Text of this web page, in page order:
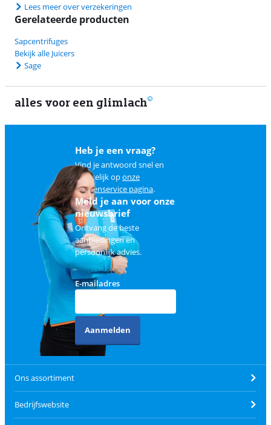
Lees meer over verzekeringen
Gerelateerde producten
Sapcentrifuges
Bekijk alle Juicers
Sage
alles voor een glimlach
Heb je een vraag?
Vind je antwoord snel en
makkelijk oponze
klantenservice pagina.
Meld je aan voor onze
nieuwsbrief
Ontvang de beste
aanbiedingen en
persoonlijk advies.
E-mailadres
Aanmelden
Ons assortiment
Bedrijfswebsite